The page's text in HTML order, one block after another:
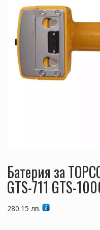
Батерия за
GTS-711 GTS-
280.15 лв.